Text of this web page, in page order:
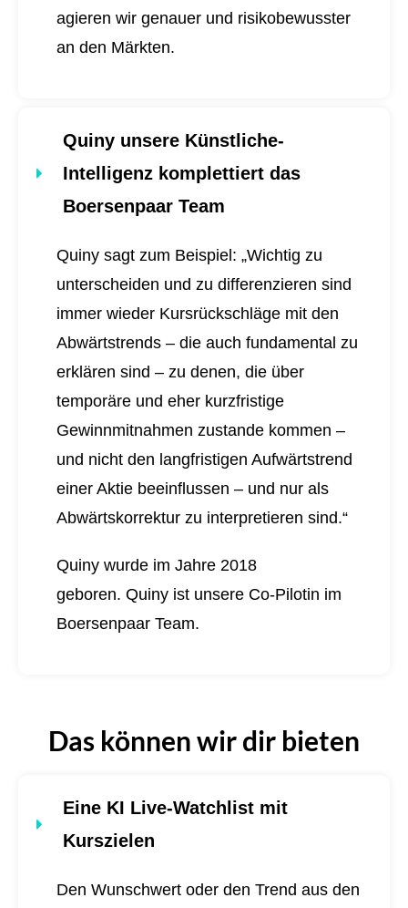
agieren wir genauer und risikobewusster
an den Märkten.
Quiny unsere Künstliche-
Intelligenz komplettiert das
Boersenpaar Team
Quiny sagt zum Beispiel: „Wichtig zu
unterscheiden und zu differenzieren sind
immer wieder Kursrückschläge mit den
Abwärtstrends – die auch fundamental zu
erklären sind – zu denen, die über
temporäre und eher kurzfristige
Gewinnmitnahmen zustande kommen –
und nicht den langfristigen Aufwärtstrend
einer Aktie beeinflussen – und nur als
Abwärtskorrektur zu interpretieren sind.“
Quiny wurde im Jahre 2018
geboren. Quiny ist unsere Co-Pilotin im
Boersenpaar Team.
Das können wir dir bieten
Eine KI Live-Watchlist mit
Kurszielen
Den Wunschwert oder den Trend aus den